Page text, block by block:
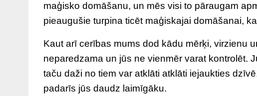
maģisko domāšanu, un mēs visi to pāraugam
pieaugušie turpina ticēt maģiskajai domāšanai,
Kaut arī cerības mums dod kādu mērķi, virzienu
neparedzama un jūs ne vienmēr varat kontrolēt.
taču daži no tiem var atklāti atklāti iejaukties
padarīs jūs daudz laimīgāku.